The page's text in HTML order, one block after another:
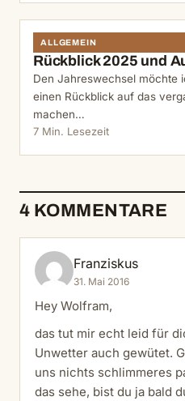
ALLGEMEIN
Rückblick 2025 und
Den Jahreswechsel möchte
einen Rückblick auf das
machen…
7 Min. Lesezeit
4 KOMMENTARE
Franziskus
31. Mai 2016
Hey Wolfram,
das tut mir echt leid für
Unwetter auch gewütet.
uns nichts schlimmeres
das sehe, bist du ja bald